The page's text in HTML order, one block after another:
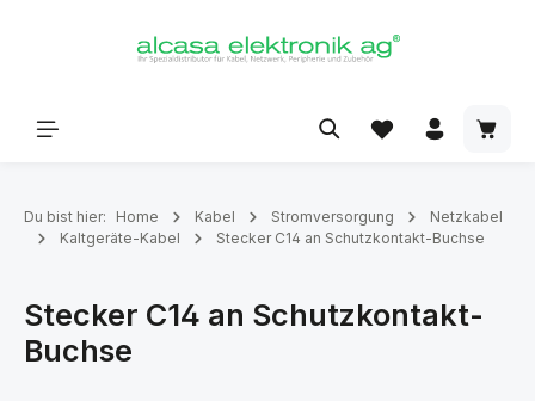
Du bist hier: Home Kabel Stromversorgung
Netzkabel
Kaltgeräte-Kabel
Stecker C14 an Schutzkontakt-Buchse
Stecker C14 an Schutzkontakt-
Buchse